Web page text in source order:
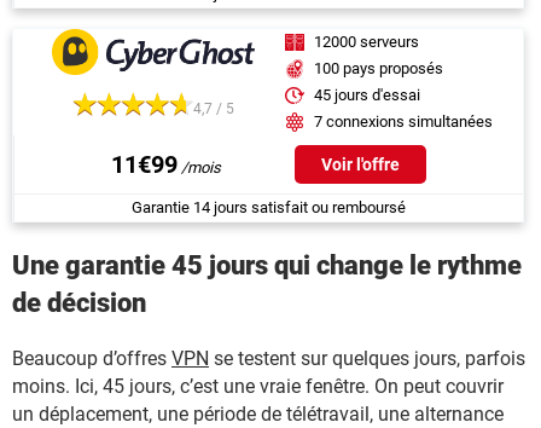
4,7 / 5
12000 serveurs
100 pays proposés
45 jours d'essai
7 connexions simultanées
11€99 Voir l'offre
Garantie 14 jours satisfait ou remboursé
Une garantie 45 jours qui change le rythme
de décision
Beaucoup d’offres VPN se testent sur quelques jours, parfois
moins. Ici, 45 jours, c’est une vraie fenêtre. On peut couvrir
un déplacement, une période de télétravail, une alternance